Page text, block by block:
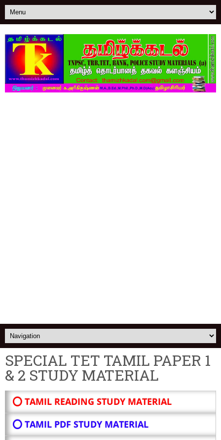
SPECIAL TET TAMIL PAPER 1
& 2 STUDY MATERIAL
⭕ TAMIL READING STUDY MATERIAL
⭕ TAMIL PDF STUDY MATERIAL